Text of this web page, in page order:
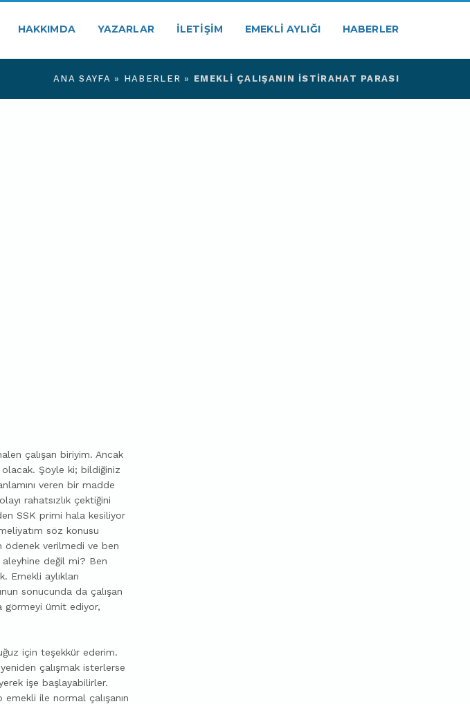
HAKKIMDA YAZARLAR İLETIŞIM EMEKLI AYLIĞI HABERLER
ANA SAYFA » HABERLER » EMEKLI ÇALIŞANIN İSTIRAHAT PARASI
çalışan biriyim. Ancak
olacak. Şöyle ki; bildiğiniz
veren bir madde
rahatsızlık çektiğini
SSK primi hala kesiliyor
söz konusu
ödenek verilmedi ve ben
değil mi? Ben
aylıkları
sonucunda da çalışan
görmeyi ümit ediyor,
için teşekkür ederim.
çalışmak isterlerse
işe başlayabilirler.
ile normal çalışanın